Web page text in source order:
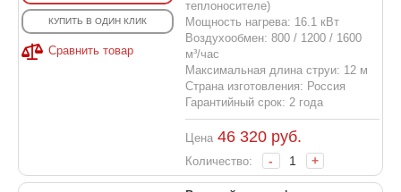
КУПИТЬ В ОДИН КЛИК
Сравнить товар
теплоносителе)
Мощность нагрева: 16.1 кВт
Воздухообмен: 800 / 1200 / 1600
м³/час
Максимальная длина струи: 12 м
Страна изготовления: Россия
Гарантийный срок: 2 года
Цена 46 320руб.
Количество: - +